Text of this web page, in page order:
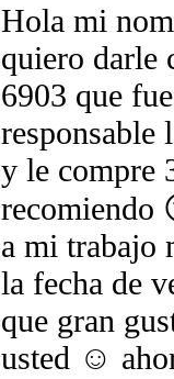
Hola mi
quiero darle
6903 que
responsable
y le compre
recomiendo
a mi trabajo
la fecha de
que gran
usted ☺